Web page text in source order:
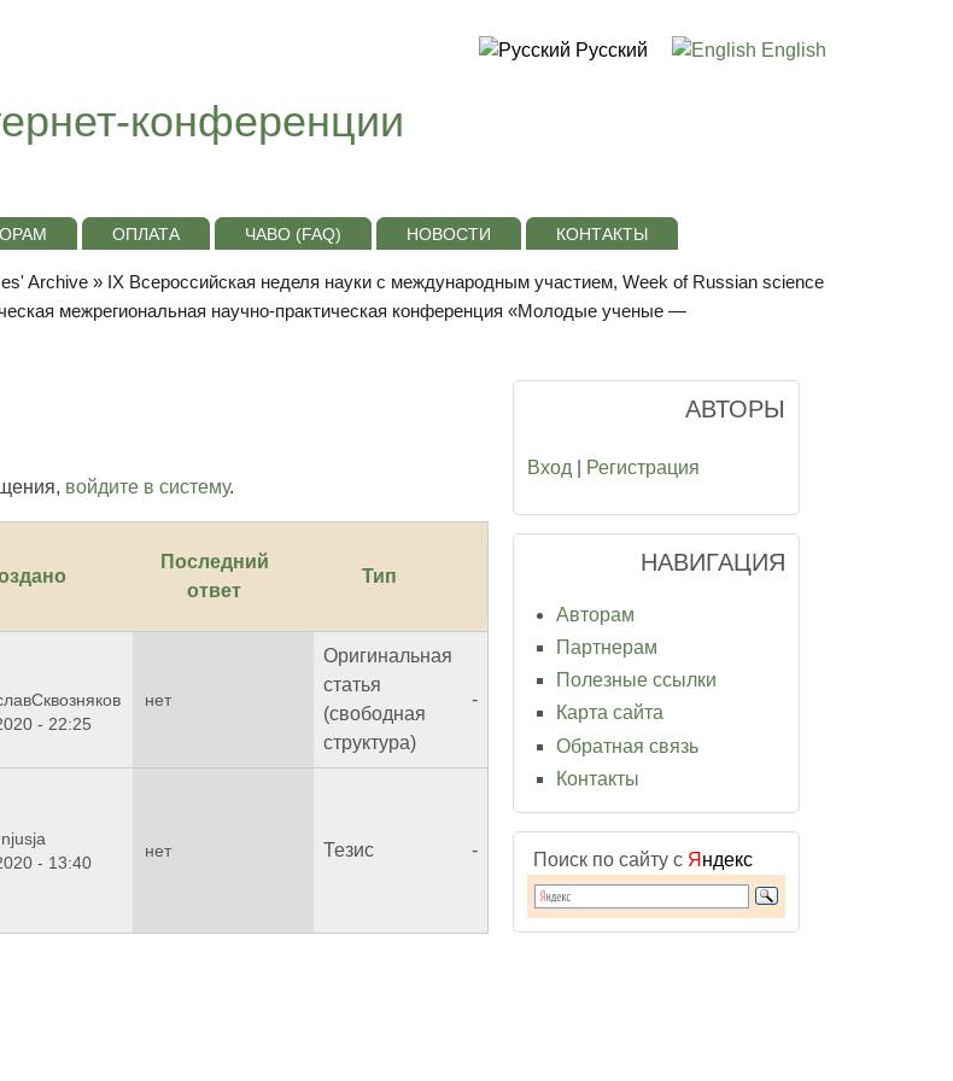
конференции
Русский English
ОПЛАТА ЧАВО (FAQ) НОВОСТИ КОНТАКТЫ
Archive » IХ Всероссийская неделя науки с международным участием, Week of Russian science
межрегиональная научно-практическая конференция «Молодые ученые —
войдите в систему.
Последний
ответ
Тип
- 22:25
нет
Оригинальная
статья
(свободная
структура)
-
- 13:40
нет Тезис -
АВТОРЫ
Вход Регистрация
НАВИГАЦИЯ
Авторам
Партнерам
Полезные ссылки
Карта сайта
Обратная связь
Контакты
Поиск по сайту с Я ндекс